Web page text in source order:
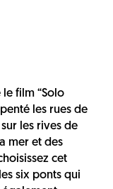
film “Solo
les rues de
les rives de
mer et des
cet
six ponts qui